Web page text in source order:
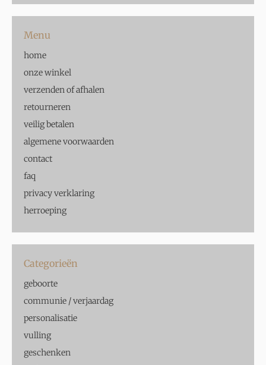
Menu
home
onze winkel
verzenden of afhalen
retourneren
veilig betalen
algemene voorwaarden
contact
faq
privacy verklaring
herroeping
Categorieën
geboorte
communie / verjaardag
personalisatie
vulling
geschenken